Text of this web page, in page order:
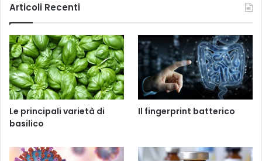
Articoli Recenti
Le principali varietà di
basilico
Il fingerprint batterico